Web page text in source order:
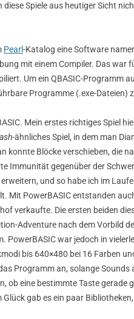
Spiele aus heutiger Sicht
Pearl-Katalog eine Software
mit einem Compiler. Das
Um ein QBASIC-Programm
Programme (.exe-
Mein erstes richtiges Spiel
-ähnliches Spiel, in dem man
konnte Blöcke verschieben, die
Immunität gegenüber der
und so habe ich im
Mit PowerBASIC entstanden
verkaufte. Die ersten beiden
Adventure nach dem Vorbild
PowerBASIC war jedoch in
bis 640×480 bei 16 Farben
Programm an, solange Sounds
ob eine bestimmte Taste gerade
gab es ein paar